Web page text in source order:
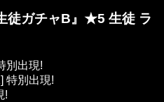
徒ガチャB』★5 生徒 ラ
別出現!
特別出現!
!